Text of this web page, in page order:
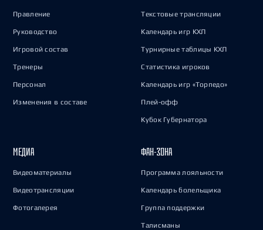
Правление
Руководство
Игровой состав
Тренеры
Персонал
Изменения в составе
Текстовые трансляции
Календарь игр КХЛ
Турнирные таблицы КХЛ
Статистика игроков
Календарь игр «Торпедо»
Плей-офф
Кубок Губернатора
МЕДИА
Видеоматериалы
Видеотрансляции
Фотогалерея
ФАН-ЗОНА
Программа лояльности
Календарь болельщика
Группа поддержки
Талисманы